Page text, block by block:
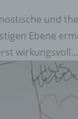
und
Ebene
wirkungsvoll...